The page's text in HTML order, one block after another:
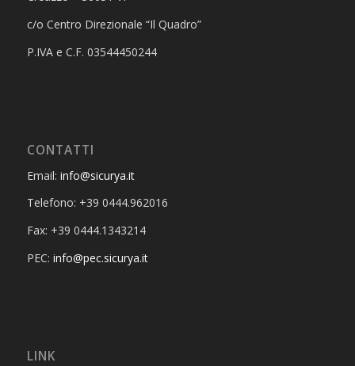
c/o Centro Direzionale “Il Quadro”
P.IVA e C.F. 03544450244
CONTATTI
Email: info@sicurya.it
Telefono: +39 0444.962016
Fax: +39 0444.1343214
PEC: info@pec.sicurya.it
LINK